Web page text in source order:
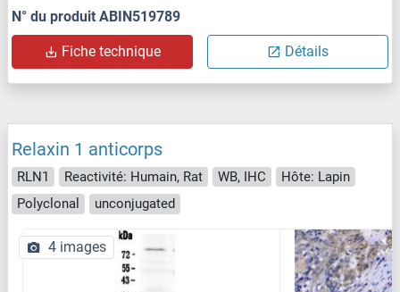
N° du produit ABIN519789
Fiche technique Détails
Relaxin 1 anticorps
RLN1 Reactivité: Humain, Rat WB, IHC
Hôte: Lapin
Polyclonal
unconjugated
4 images